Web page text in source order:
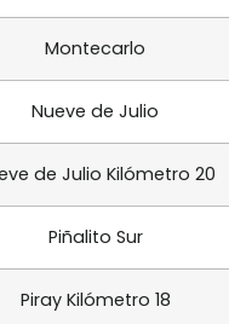
Montecarlo
Nueve de Julio
de Julio Kilómetro 20
Piñalito Sur
Piray Kilómetro 18